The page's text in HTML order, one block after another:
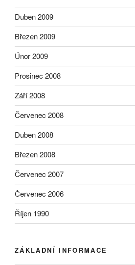
Duben 2009
Březen 2009
Únor 2009
Prosinec 2008
Září 2008
Červenec 2008
Duben 2008
Březen 2008
Červenec 2007
Červenec 2006
Říjen 1990
ZÁKLADNÍ INFORMACE